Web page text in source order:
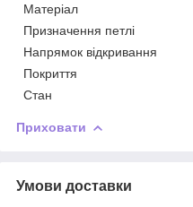
Матеріал
Призначення петлі
Напрямок відкривання
Покриття
Стан
Приховати
Умови доставки